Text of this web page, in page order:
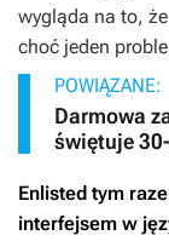
wygląda na to,
choć jeden
POWIĄZANE:
Darmowa
świętuje
Enlisted tym
interfejsem w